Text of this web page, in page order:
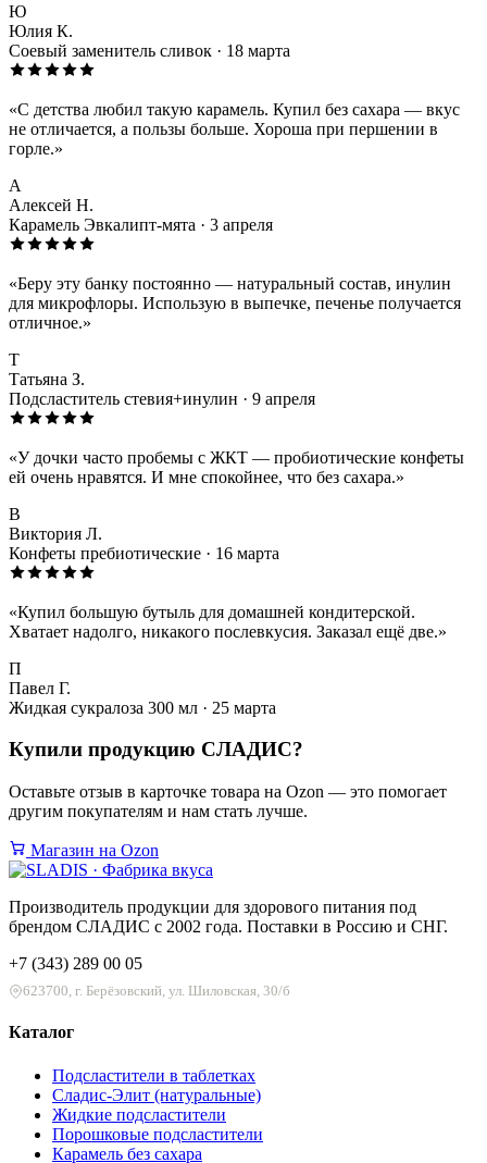
Ю
Юлия К.
Соевый заменитель сливок · 18 марта
«С детства любил такую карамель. Купил без сахара — вкус
не отличается, а пользы больше. Хороша при першении в
горле.»
А
Алексей Н.
Карамель Эвкалипт-мята · 3 апреля
«Беру эту банку постоянно — натуральный состав, инулин
для микрофлоры. Использую в выпечке, печенье получается
отличное.»
Т
Татьяна З.
Подсластитель стевия+инулин · 9 апреля
«У дочки часто пробемы с ЖКТ — пробиотические конфеты
ей очень нравятся. И мне спокойнее, что без сахара.»
В
Виктория Л.
Конфеты пребиотические · 16 марта
«Купил большую бутыль для домашней кондитерской.
Хватает надолго, никакого послевкусия. Заказал ещё две.»
П
Павел Г.
Жидкая сукралоза 300 мл · 25 марта
Купили продукцию СЛАДИС?
Оставьте отзыв в карточке товара на Ozon — это помогает
другим покупателям и нам стать лучше.
Магазин на Ozon
Производитель продукции для здорового питания под
брендом СЛАДИС с 2002 года. Поставки в Россию и СНГ.
+7 (343) 289 00 05
623700, г. Берёзовский, ул. Шиловская, 30/б
Каталог
Подсластители в таблетках
Сладис-Элит (натуральные)
Жидкие подсластители
Порошковые подсластители
Карамель без сахара